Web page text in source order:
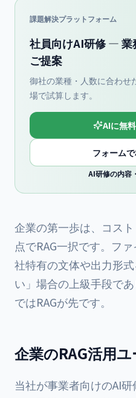
課題解決プラットフォーム
社員向けAI研修 — 業
ご提案
御社の業種・人数に合わせ
場で試算します。
AIに無
フォーム
AI研修の内容
企業の第一歩は、コス
点でRAG一択です。フ
社特有の文体や出力形
い」場合の上級手段で
ではRAGが先です。
企業のRAG活用
当社が事業者向けのAI